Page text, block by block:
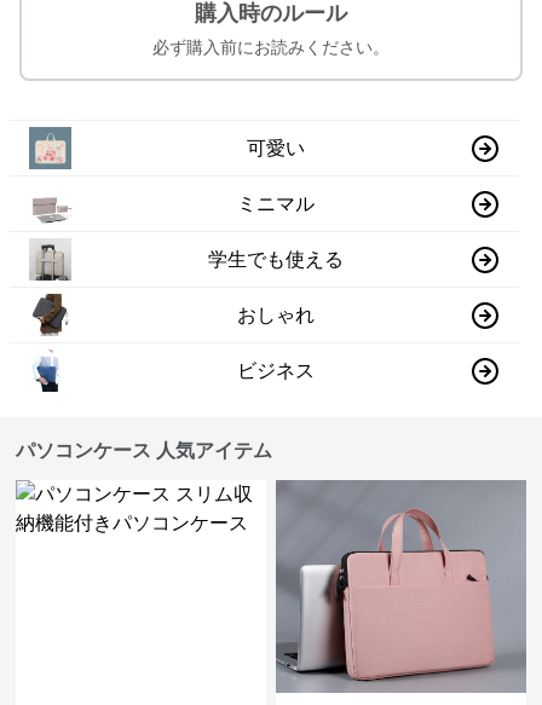
購入時のルール
必ず購入前にお読みください。
可愛い
ミニマル
学生でも使える
おしゃれ
ビジネス
パソコンケース 人気アイテム